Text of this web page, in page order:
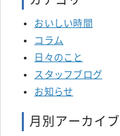
おいしい時間
コラム
日々のこと
スタッフブログ
お知らせ
月別アーカイブ